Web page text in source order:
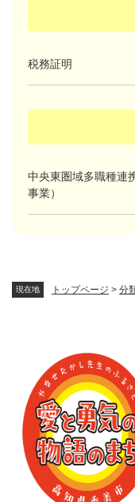
現在地 トップページ > 分
税務証明
中央東圏域多職種連
事業）